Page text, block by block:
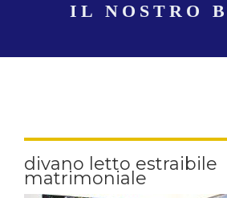
IL NOSTRO
divano letto estraibile
matrimoniale